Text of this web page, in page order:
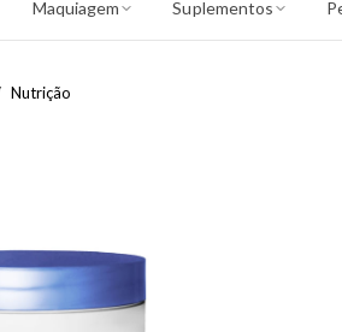
Maquiagem Suplementos
Nutrição